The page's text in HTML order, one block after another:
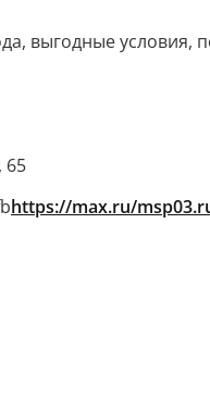
выгодные условия,
65
https://max.ru/